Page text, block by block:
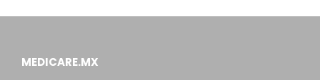
MEDICARE.MX